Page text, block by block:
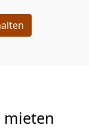
mieten